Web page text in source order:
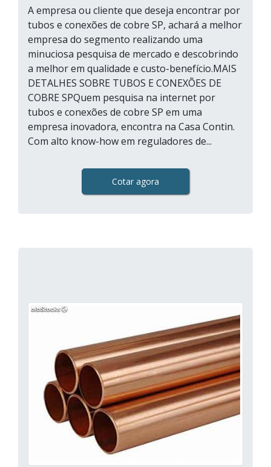
A empresa ou cliente que deseja encontrar por
tubos e conexões de cobre SP, achará a melhor
empresa do segmento realizando uma
minuciosa pesquisa de mercado e descobrindo
a melhor em qualidade e custo-benefício.MAIS
DETALHES SOBRE TUBOS E CONEXÕES DE
COBRE SPQuem pesquisa na internet por
tubos e conexões de cobre SP em uma
empresa inovadora, encontra na Casa Contin.
Com alto know-how em reguladores de...
Cotar agora